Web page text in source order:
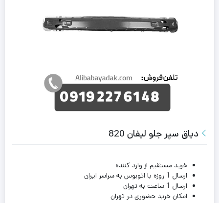
دیاق سپر جلو لیفان 820
خرید مستقیم از وارد کننده
ارسال 1 روزه با اتوبوس به سراسر ایران
ارسال 1 ساعت به تهران
امکان خرید حضوری در تهران